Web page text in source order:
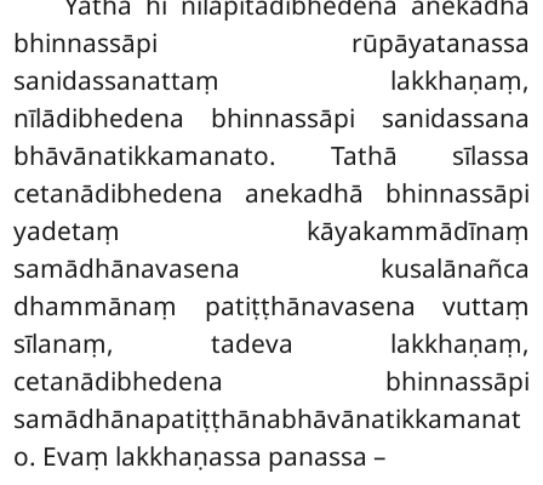
bhinnassāpi rūpāyatanassa
sanidassanattaṃ lakkhaṇaṃ,
nīlādibhedena bhinnassāpi sanidassana
bhāvānatikkamanato. Tathā sīlassa
cetanādibhedena anekadhā bhinnassāpi
yadetaṃ kāyakammādīnaṃ
samādhānavasena kusalānañca
dhammānaṃ patiṭṭhānavasena vuttaṃ
sīlanaṃ, tadeva lakkhaṇaṃ,
cetanādibhedena bhinnassāpi
samādhānapatiṭṭhānabhāvānatikkamanat
o. Evaṃ lakkhaṇassa panassa –